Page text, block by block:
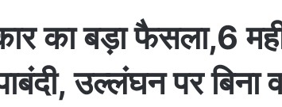
का बड़ा फैसला,6
उल्लंघन पर बिना